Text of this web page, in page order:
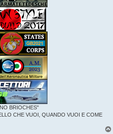
BRIOCHES"
CHE VUOI, QUANDO VUOI E COME